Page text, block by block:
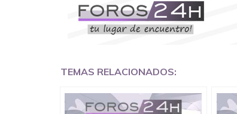
何拿到国外毕业证QQ微信551190476办
551190476找毕业证封皮QQ微信
微信551190476快速拿到国外文凭QQ微
国外文凭质量QQ微信551190476国外本
格QQ微信551190476国外编号查询QQ
查文凭QQ微信551190476网上购买真文
TEMAS RELACIONADOS: